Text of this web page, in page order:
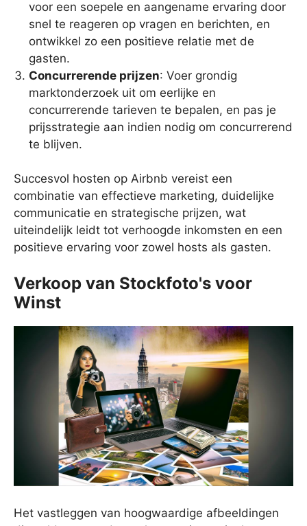
voor een soepele en aangename ervaring door
snel te reageren op vragen en berichten, en
ontwikkel zo een positieve relatie met de
gasten.
Concurrerende prijzen: Voer grondig
marktonderzoek uit om eerlijke en
concurrerende tarieven te bepalen, en pas je
prijsstrategie aan indien nodig om concurrerend
te blijven.
Succesvol hosten op Airbnb vereist een
combinatie van effectieve marketing, duidelijke
communicatie en strategische prijzen, wat
uiteindelijk leidt tot verhoogde inkomsten en een
positieve ervaring voor zowel hosts als gasten.
Verkoop van Stockfoto's voor
Winst
Het vastleggen van hoogwaardige afbeeldingen